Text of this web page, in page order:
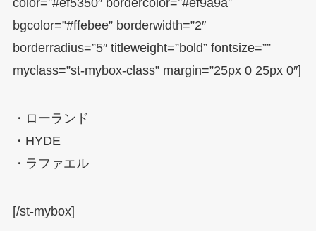
color=”#ef5350″ bordercolor=”#ef9a9a”
bgcolor=”#ffebee” borderwidth=”2″
borderradius=”5″ titleweight=”bold” fontsize=””
myclass=”st-mybox-class” margin=”25px 0 25px 0″]
・ローランド
・HYDE
・ラファエル
[/st-mybox]